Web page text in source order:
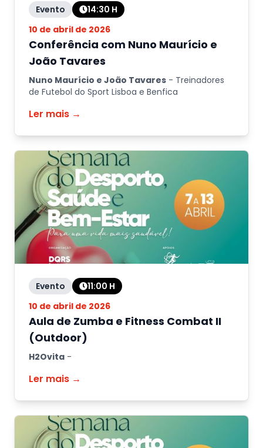
Evento 14:30 H
10 de abril de 2026
Conferência com Nuno Maurício e
João Tavares
Nuno Maurício e João Tavares - Treinadores
de Futebol do Sport Lisboa e Benfica
Ler mais →
Evento 11:00 H
10 de abril de 2026
Aula de Zumba e Fitness Combat II
(Outdoor)
H2Ovita -
Ler mais →